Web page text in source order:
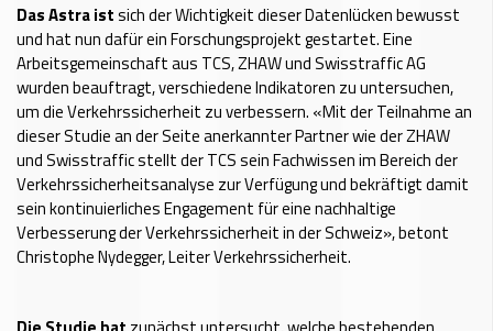
Das Astra istsich der Wichtigkeit dieser Datenlücken bewusst
und hat nun dafür ein Forschungsprojekt gestartet. Eine
Arbeitsgemeinschaft aus TCS, ZHAW und Swisstraffic AG
wurden beauftragt, verschiedene Indikatoren zu untersuchen,
um die Verkehrssicherheit zu verbessern. «Mit der Teilnahme an
dieser Studie an der Seite anerkannter Partner wie der ZHAW
und Swisstraffic stellt der TCS sein Fachwissen im Bereich der
Verkehrssicherheitsanalyse zur Verfügung und bekräftigt damit
sein kontinuierliches Engagement für eine nachhaltige
Verbesserung der Verkehrssicherheit in der Schweiz», betont
Christophe Nydegger, Leiter Verkehrssicherheit.